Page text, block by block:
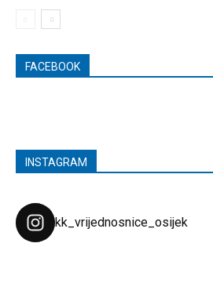
FACEBOOK
INSTAGRAM
kk_vrijednosnice_osijek